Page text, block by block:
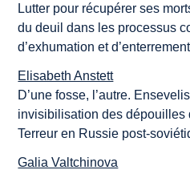
Lutter pour récupérer ses
du deuil dans les processus
d’exhumation et
Elisabeth Anstett
D’une fosse, l’autre.
invisibilisation des dépouilles
Terreur en Russie post-
Galia Valtchinova